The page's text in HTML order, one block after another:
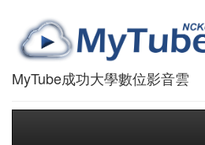
MyTube成功大學數位影音雲